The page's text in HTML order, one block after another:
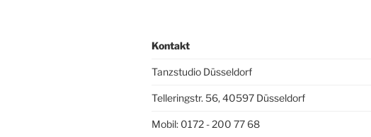
Kontakt
Tanzstudio Düsseldorf
Telleringstr. 56, 40597 Düsseldorf
Mobil: 0172 - 200 77 68